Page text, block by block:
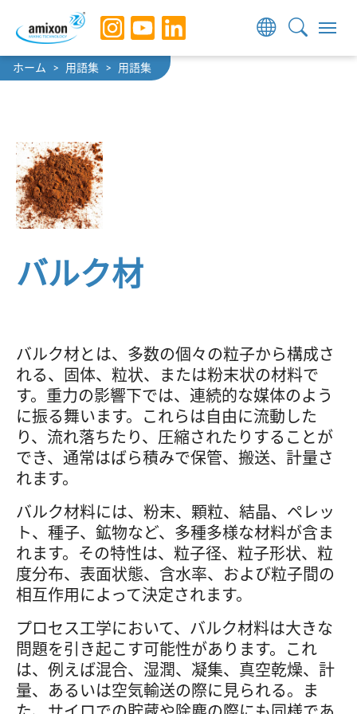
Skip to main navigation
Skip to main content
Skip to page footer
You are here:
ホーム 用語集 用語集
バルク材
バルク材とは、多数の個々の粒子から構成さ
れる、固体、粒状、または粉末状の材料で
す。重力の影響下では、連続的な媒体のよう
に振る舞います。これらは自由に流動した
り、流れ落ちたり、圧縮されたりすることが
でき、通常はばら積みで保管、搬送、計量さ
れます。
バルク材料には、粉末、顆粒、結晶、ペレッ
ト、種子、鉱物など、多種多様な材料が含ま
れます。その特性は、粒子径、粒子形状、粒
度分布、表面状態、含水率、および粒子間の
相互作用によって決定されます。
プロセス工学において、バルク材料は大きな
問題を引き起こす可能性があります。これ
は、例えば混合、湿潤、凝集、真空乾燥、計
量、あるいは空気輸送の際に見られる。ま